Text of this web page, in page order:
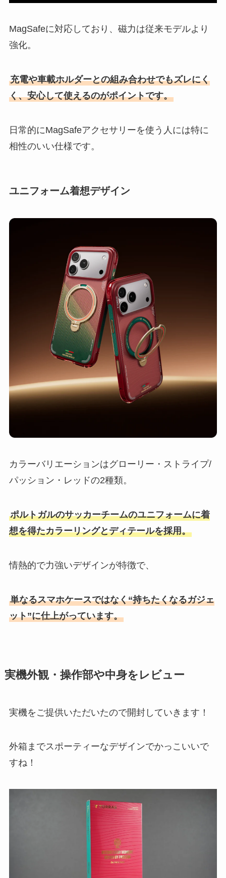
MagSafeに対応しており、磁力は従来モデルより
強化。
充電や車載ホルダーとの組み合わせでもズレにく
く、安心して使えるのがポイントです。
日常的にMagSafeアクセサリーを使う人には特に
相性のいい仕様です。
ユニフォーム着想デザイン
カラーバリエーションはグローリー・ストライプ/
パッション・レッドの2種類。
ポルトガルのサッカーチームのユニフォームに着
想を得たカラーリングとディテールを採用。
情熱的で力強いデザインが特徴で、
単なるスマホケースではなく“持ちたくなるガジェ
ット”に仕上がっています。
実機外観・操作部や中身をレビュー
実機をご提供いただいたので開封していきます！
外箱までスポーティーなデザインでかっこいいで
すね！